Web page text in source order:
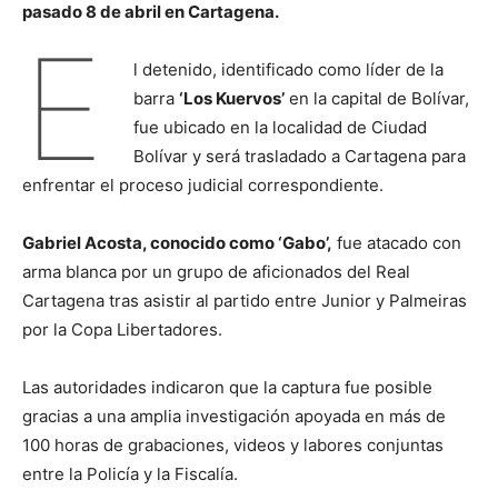
pasado 8 de abril en Cartagena.
E
l detenido, identificado como líder de la
barra ‘Los Kuervos’en la capital de Bolívar,
fue ubicado en la localidad de Ciudad
Bolívar y será trasladado a Cartagena para
enfrentar el proceso judicial correspondiente.
Gabriel Acosta, conocido como ‘Gabo’, fue atacado con
arma blanca por un grupo de aficionados del Real
Cartagena tras asistir al partido entre Junior y Palmeiras
por la Copa Libertadores.
Las autoridades indicaron que la captura fue posible
gracias a una amplia investigación apoyada en más de
100 horas de grabaciones, videos y labores conjuntas
entre la Policía y la Fiscalía.